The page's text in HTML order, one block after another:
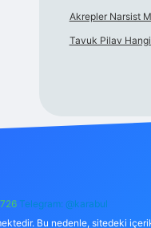
Akrepler Narsist
Tavuk Pilav
Telegram: @karabul
Bu nedenle, sitedeki